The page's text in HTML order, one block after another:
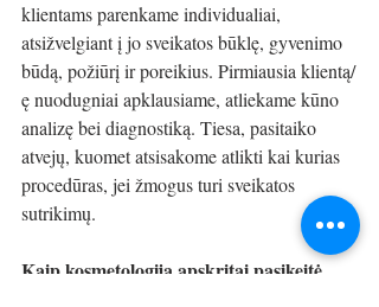
klientams parenkame individualiai,
atsižvelgiant į jo sveikatos būklę, gyvenimo
būdą, požiūrį ir poreikius. Pirmiausia klientą/
ę nuodugniai apklausiame, atliekame kūno
analizę bei diagnostiką. Tiesa, pasitaiko
atvejų, kuomet atsisakome atlikti kai kurias
procedūras, jei žmogus turi sveikatos
sutrikimų.
Kaip kosmetologija apskritai pasikeitė